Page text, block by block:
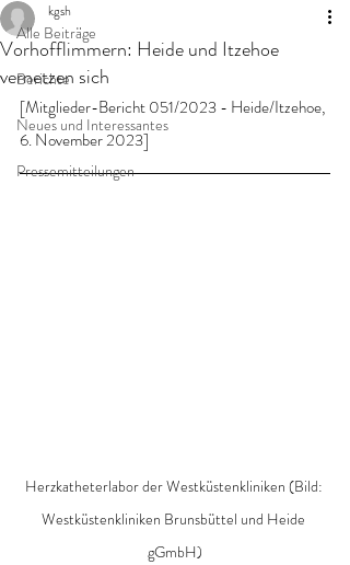
Alle Beiträge
Berichte
Neues und Interessantes
Pressemitteilungen
Vorhofflimmern: Heide und Itzehoe
vernetzen sich
kgsh
[Mitglieder-Bericht 051/2023 - Heide/Itzehoe,
6. November 2023]
Herzkatheterlabor der Westküstenkliniken (Bild:
Westküstenkliniken Brunsbüttel und Heide
gGmbH)